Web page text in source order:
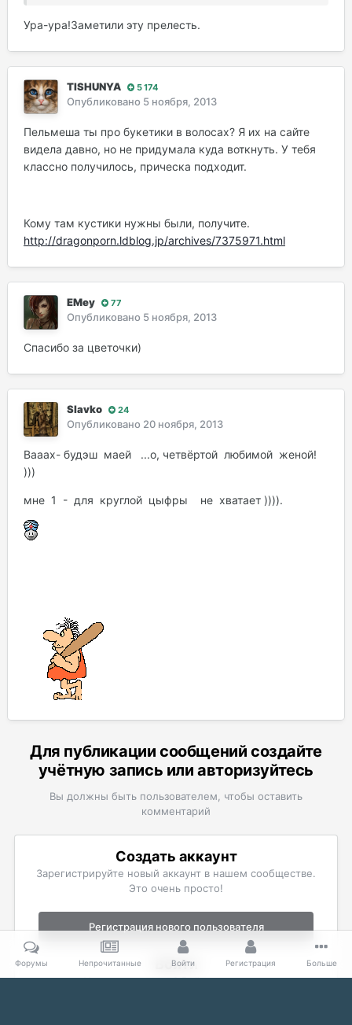
Ура-ура!Заметили эту прелесть.
TISHUNYA 5 174
Опубликовано 5 ноября, 2013
Пельмеша ты про букетики в волосах? Я их на сайте
видела давно, но не придумала куда воткнуть. У тебя
классно получилось, прическа подходит.
Кому там кустики нужны были, получите.
http://dragonporn.ldblog.jp/archives/7375971.html
EMey 77
Опубликовано 5 ноября, 2013
Спасибо за цветочки)
Slavko 24
Опубликовано 20 ноября, 2013
Вааах- будэш маей ...о, четвёртой любимой женой!
)))
мне 1 - для круглой цыфры не хватает )))).
Для публикации сообщений создайте
учётную запись или авторизуйтесь
Вы должны быть пользователем, чтобы оставить
комментарий
Создать аккаунт
Зарегистрируйте новый аккаунт в нашем сообществе.
Это очень просто!
Регистрация нового пользователя
Войти
Уже есть аккаунт? Войти в систему.
Форумы Непрочитанные Войти Регистрация Больше